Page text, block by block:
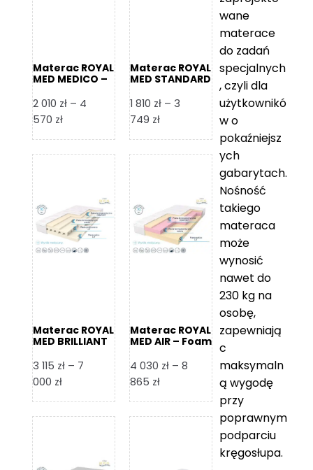
Materac ROYAL
MED MEDICO –
2 010 zł – 4
570 złZakres
od
4
570 zł
Materac ROYAL
MED STANDARD
1 810 zł – 3
749 złZakres
od
3
749 zł
Materac ROYAL
MED BRILLIANT
3 115 zł – 7
000 złZakres
od
Materac ROYAL
MED AIR – Foam
4 030 zł – 8
865 złZakres
od
wane
materace
do zadań
specjalnych
, czyli dla
użytkownikó
w o
pokaźniejsz
ych
gabarytach.
Nośność
takiego
materaca
może
wynosić
nawet do
230 kg na
osobę,
zapewniają
c
maksymaln
ą wygodę
przy
poprawnym
podparciu
kręgosłupa.